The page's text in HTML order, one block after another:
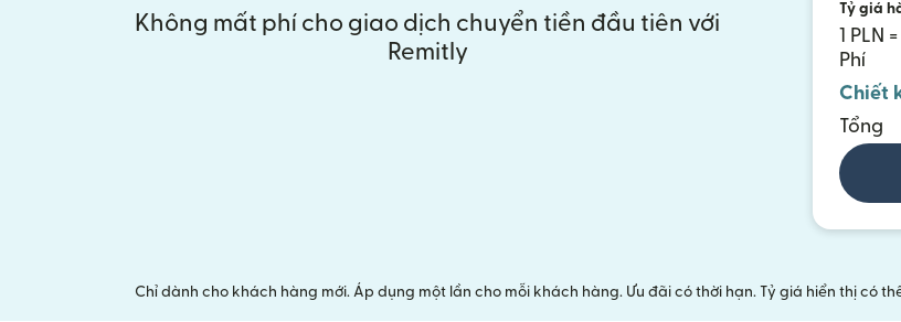
Không mất phí cho giao dịch chuyển tiền đầu tiên với
Remitly
Tỷ giá
1 PLN
Phí
Chiết
Tổng
Chỉ dành cho khách hàng mới. Áp dụng một lần cho mỗi khách hàng. Ưu đãi có thời hạn. Tỷ giá hiển thị có